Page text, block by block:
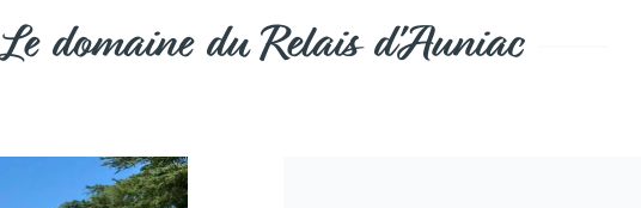
Le domaine du Relais d'Auniac